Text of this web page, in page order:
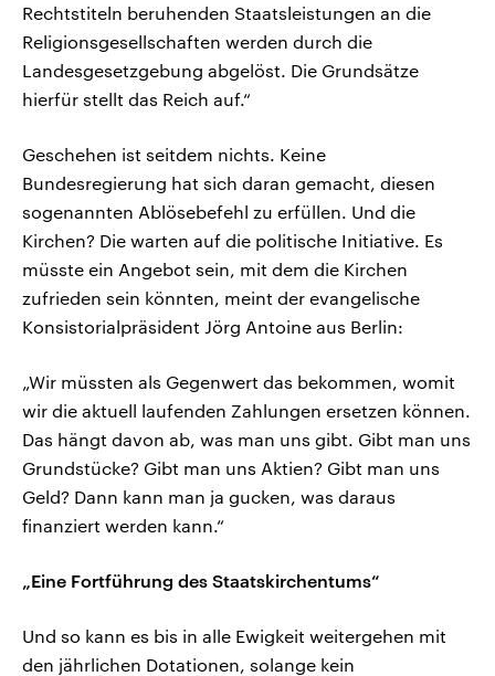
Rechtstiteln beruhenden Staatsleistungen an die
Religionsgesellschaften werden durch die
Landesgesetzgebung abgelöst. Die Grundsätze
hierfür stellt das Reich auf.“
Geschehen ist seitdem nichts. Keine
Bundesregierung hat sich daran gemacht, diesen
sogenannten Ablösebefehl zu erfüllen. Und die
Kirchen? Die warten auf die politische Initiative. Es
müsste ein Angebot sein, mit dem die Kirchen
zufrieden sein könnten, meint der evangelische
Konsistorialpräsident Jörg Antoine aus Berlin:
„Wir müssten als Gegenwert das bekommen, womit
wir die aktuell laufenden Zahlungen ersetzen können.
Das hängt davon ab, was man uns gibt. Gibt man uns
Grundstücke? Gibt man uns Aktien? Gibt man uns
Geld? Dann kann man ja gucken, was daraus
finanziert werden kann.“
„Eine Fortführung des Staatskirchentums“
Und so kann es bis in alle Ewigkeit weitergehen mit
den jährlichen Dotationen, solange kein